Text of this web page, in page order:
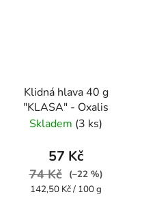
Klidná hlava 40 g
"KLASA" - Oxalis
Skladem (3 ks)
57 Kč
74 Kč
(–22 %)
Měrná
142,50 Kč / 100 g